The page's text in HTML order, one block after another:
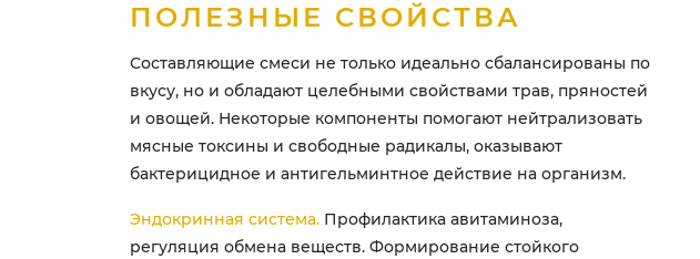
ПОЛЕЗНЫЕ СВОЙСТВА
Составляющие смеси не только идеально сбалансированы по
вкусу, но и обладают целебными свойствами трав, пряностей
и овощей. Некоторые компоненты помогают нейтрализовать
мясные токсины и свободные радикалы, оказывают
бактерицидное и антигельминтное действие на организм.
Эндокринная система. Профилактика авитаминоза,
регуляция обмена веществ. Формирование стойкого